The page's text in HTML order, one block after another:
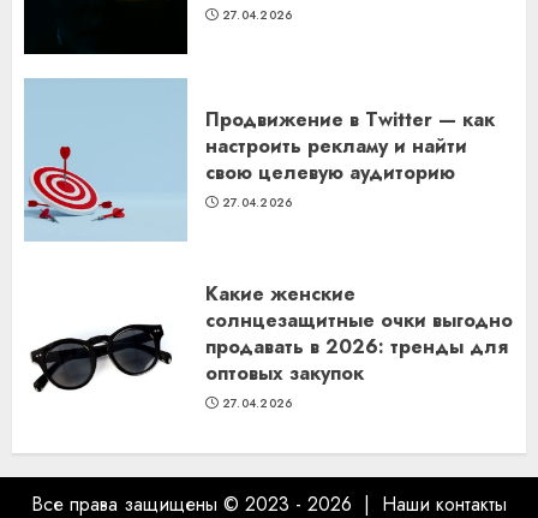
27.04.2026
Продвижение в Twitter — как
настроить рекламу и найти
свою целевую аудиторию
27.04.2026
Какие женские
солнцезащитные очки выгодно
продавать в 2026: тренды для
оптовых закупок
27.04.2026
Все права защищены © 2023 - 2026 | Наши контакты